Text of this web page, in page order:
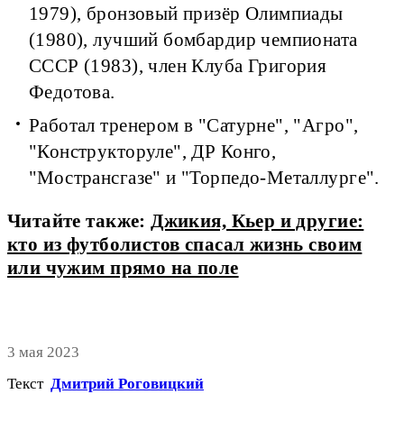
1979), бронзовый призёр Олимпиады
(1980), лучший бомбардир чемпионата
СССР (1983), член Клуба Григория
Федотова.
Работал тренером в "Сатурне", "Агро",
"Конструкторуле", ДР Конго,
"Мострансгазе" и "Торпедо-Металлурге".
Читайте также: Джикия, Кьер и другие:
кто из футболистов спасал жизнь своим
или чужим прямо на поле
3 мая 2023
Текст Дмитрий Роговицкий